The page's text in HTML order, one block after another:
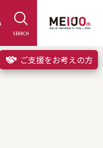
SEARCH
ご支援をお考えの方